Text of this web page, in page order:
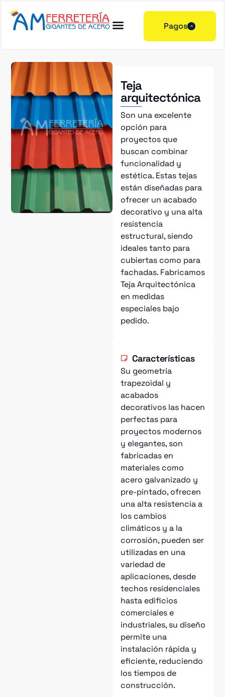
Pagos
Teja
arquitectónica
Son una excelente
opción para
proyectos que
buscan combinar
funcionalidad y
estética. Estas tejas
están diseñadas para
ofrecer un acabado
decorativo y una alta
resistencia
estructural, siendo
ideales tanto para
cubiertas como para
fachadas. Fabricamos
Teja Arquitectónica
en medidas
especiales bajo
pedido.
Características
Su geometría
trapezoidal y
acabados
decorativos las hacen
perfectas para
proyectos modernos
y elegantes, son
fabricadas en
materiales como
acero galvanizado y
pre-pintado, ofrecen
una alta resistencia a
los cambios
climáticos y a la
corrosión, pueden ser
utilizadas en una
variedad de
aplicaciones, desde
techos residenciales
hasta edificios
comerciales e
industriales, su diseño
permite una
instalación rápida y
eficiente, reduciendo
los tiempos de
construcción.